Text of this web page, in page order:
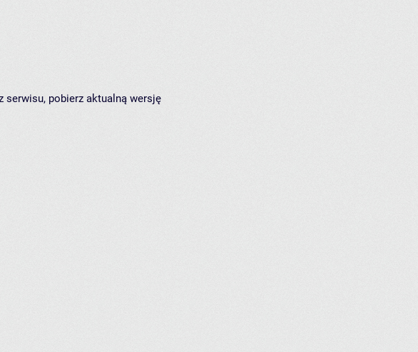
serwisu, pobierz aktualną wersję